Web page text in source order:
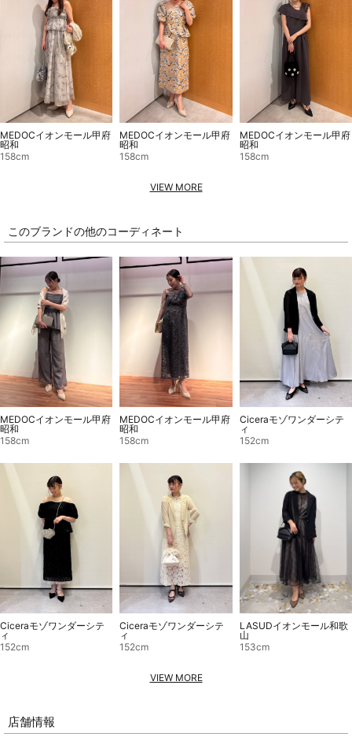
MEDOCイオンモール甲府
昭和
158cm
MEDOCイオンモール甲府
昭和
158cm
MEDOCイオンモール甲府
昭和
158cm
VIEW MORE
このブランドの他のコーディネート
MEDOCイオンモール甲府
昭和
158cm
MEDOCイオンモール甲府
昭和
158cm
Ciceraモゾワンダーシテ
ィ
152cm
Ciceraモゾワンダーシテ
ィ
152cm
Ciceraモゾワンダーシテ
ィ
152cm
LASUDイオンモール和歌
山
153cm
VIEW MORE
店舗情報